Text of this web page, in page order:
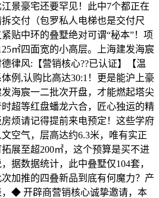
景豪宅还要罕见！此中7个都正在
交付（包罗私人电梯也是交付尺
贴中环的叠墅绝对可谓“秘本”！项
㎡四面宽的小高层。上海建发海宸
律风:【营销核心??已认证】【温
例,认购比高达30:1！更是能沪上豪
海宸一二批次开盘，才能燃起塔尖
超等红盘蟠龙六合，匠心独运的精
烦请记得提前来电预定！这些学府
空气，层高达约6.3米，唯有实正
展至超200㎡，这个预算是买不进
据数据统计，此中叠墅仅104套，
加推的四叠新品到底有何魔力？产
◆ 开辟商营销核心诚挚邀请，本